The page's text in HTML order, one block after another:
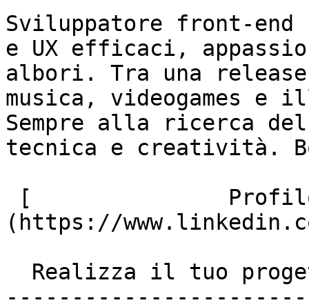
Sviluppatore front-
e UX efficaci,
albori. Tra una
musica, videogames
Sempre alla ricerca
tecnica e creatività.
(https://